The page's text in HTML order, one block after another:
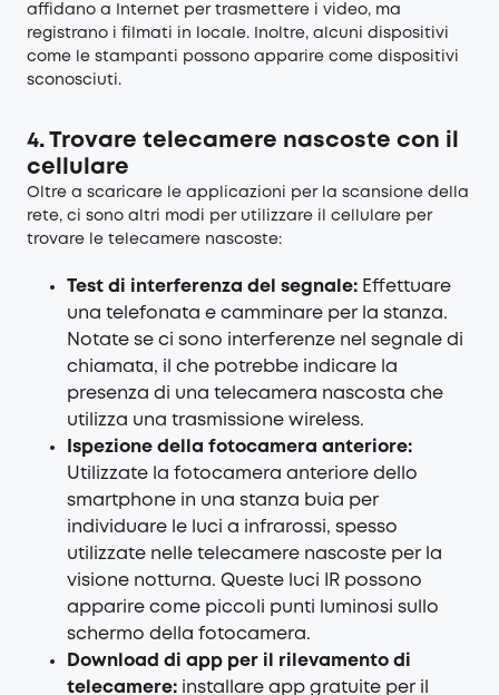
affidano a Internet per trasmettere i video, ma
registrano i filmati in locale. Inoltre, alcuni dispositivi
come le stampanti possono apparire come dispositivi
sconosciuti.
4. Trovare telecamere nascoste con il
cellulare
Oltre a scaricare le applicazioni per la scansione della
rete, ci sono altri modi per utilizzare il cellulare per
trovare le telecamere nascoste:
Test di interferenza del segnale: Effettuare
una telefonata e camminare per la stanza.
Notate se ci sono interferenze nel segnale di
chiamata, il che potrebbe indicare la
presenza di una telecamera nascosta che
utilizza una trasmissione wireless.
Ispezione della fotocamera anteriore:
Utilizzate la fotocamera anteriore dello
smartphone in una stanza buia per
individuare le luci a infrarossi, spesso
utilizzate nelle telecamere nascoste per la
visione notturna. Queste luci IR possono
apparire come piccoli punti luminosi sullo
schermo della fotocamera.
Download di app per il rilevamento di
telecamere: installare app gratuite per il